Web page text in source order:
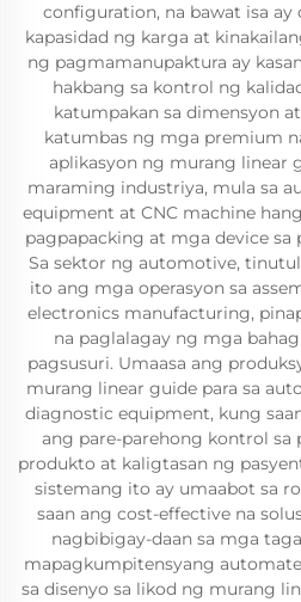
configuration, na bawat isa ay
kapasidad ng karga at
ng pagmamanupaktura ay
hakbang sa kontrol ng
katumpakan sa dimensyon
katumbas ng mga premium
aplikasyon ng murang linear
maraming industriya, mula sa
equipment at CNC machine
pagpapacking at mga device sa
Sa sektor ng automotive,
ito ang mga operasyon sa
electronics manufacturing,
na paglalagay ng mga
pagsusuri. Umaasa ang
murang linear guide para sa
diagnostic equipment, kung
ang pare-parehong kontrol sa
produkto at kaligtasan ng
sistemang ito ay umaabot sa
saan ang cost-effective na
nagbibigay-daan sa mga
mapagkumpitensyang
sa disenyo sa likod ng murang